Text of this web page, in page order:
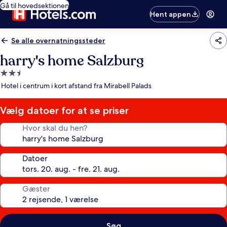
Gå til hovedsektionen
Hent appen
Se alle overnatningssteder
harry's home Salzburg
2.5-
stjernet
Hotel i centrum i kort afstand fra Mirabell Palads
Vælg datoer for at se priser
Hvor skal du hen?
Datoer
Gæster